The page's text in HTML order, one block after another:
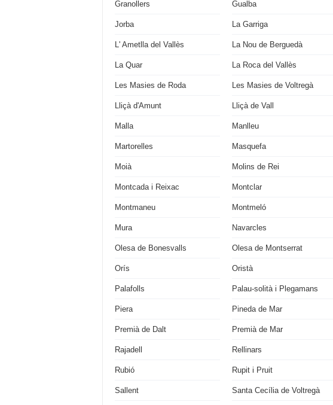
Granollers Gualba
Jorba La Garriga
L' Ametlla del Vallès La Nou de Berguedà
La Quar La Roca del Vallès
Les Masies de Roda Les Masies de Voltregà
Lliçà d'Amunt Lliçà de Vall
Malla Manlleu
Martorelles Masquefa
Moià Molins de Rei
Montcada i Reixac Montclar
Montmaneu Montmeló
Mura Navarcles
Olesa de Bonesvalls Olesa de Montserrat
Orís Oristà
Palafolls Palau-solità i Plegamans
Piera Pineda de Mar
Premià de Dalt Premià de Mar
Rajadell Rellinars
Rubió Rupit i Pruit
Sallent Santa Cecília de Voltregà